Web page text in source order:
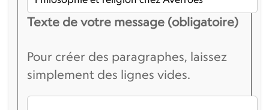
Texte de votre message (obligatoire)
Pour créer des paragraphes, laissez
simplement des lignes vides.